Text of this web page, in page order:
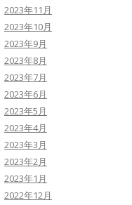
2023年11月
2023年10月
2023年9月
2023年8月
2023年7月
2023年6月
2023年5月
2023年4月
2023年3月
2023年2月
2023年1月
2022年12月